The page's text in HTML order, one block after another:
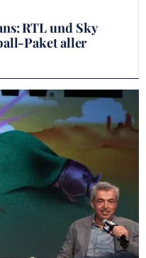
RTL und Sky
Paket aller